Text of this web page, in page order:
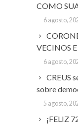
COMO
6 agosto,
VECINOS
6 agosto,
CREUS
sobre
5 agosto,
¡FELIZ